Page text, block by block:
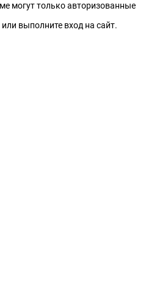
могут только авторизованные
или выполните вход на сайт.